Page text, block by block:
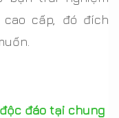
cao cấp, đó đích
đáo tại chung